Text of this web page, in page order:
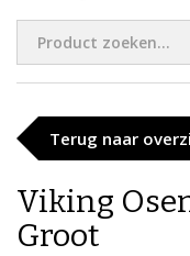
Terug naar
Viking
Groot